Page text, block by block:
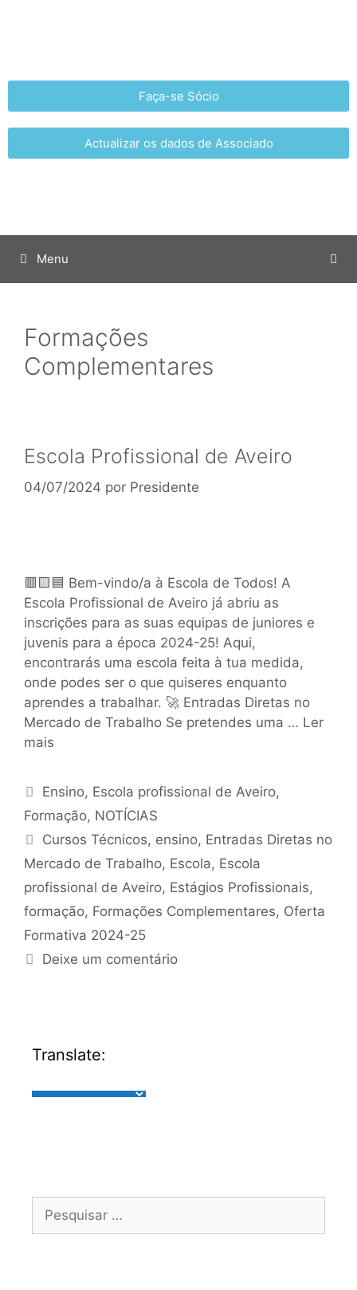
Faça-se Sócio
Actualizar os dados de Associado
Menu
Formações
Complementares
Escola Profissional de Aveiro
04/07/2024 por Presidente
🟥🟨🟦 Bem-vindo/a à Escola de Todos! A
Escola Profissional de Aveiro já abriu as
inscrições para as suas equipas de juniores e
juvenis para a época 2024-25! Aqui,
encontrarás uma escola feita à tua medida,
onde podes ser o que quiseres enquanto
aprendes a trabalhar. 🚀 Entradas Diretas no
Mercado de Trabalho Se pretendes uma … Ler
mais
Ensino, Escola profissional de Aveiro,
Formação, NOTÍCIAS
Cursos Técnicos, ensino, Entradas Diretas no
Mercado de Trabalho, Escola, Escola
profissional de Aveiro, Estágios Profissionais,
formação, Formações Complementares, Oferta
Formativa 2024-25
Deixe um comentário
Translate: